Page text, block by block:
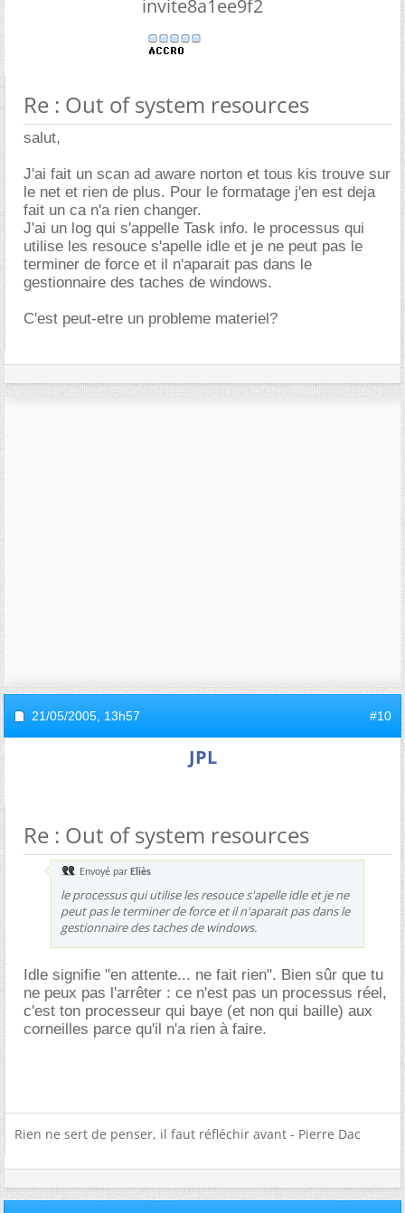
invite8a1ee9f2
Re : Out of system resources
salut,
J'ai fait un scan ad aware norton et tous kis trouve sur
le net et rien de plus. Pour le formatage j'en est deja
fait un ca n'a rien changer.
J'ai un log qui s'appelle Task info. le processus qui
utilise les resouce s'apelle idle et je ne peut pas le
terminer de force et il n'aparait pas dans le
gestionnaire des taches de windows.
C'est peut-etre un probleme materiel?
21/05/2005, 13h57 #10
JPL
Re : Out of system resources
Envoyé par Eliès
le processus qui utilise les resouce s'apelle idle et je ne
peut pas le terminer de force et il n'aparait pas dans le
gestionnaire des taches de windows.
Idle signifie "en attente... ne fait rien". Bien sûr que tu
ne peux pas l'arrêter : ce n'est pas un processus réel,
c'est ton processeur qui baye (et non qui baille) aux
corneilles parce qu'il n'a rien à faire.
Rien ne sert de penser, il faut réfléchir avant - Pierre Dac